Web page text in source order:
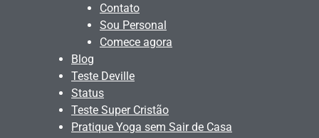
Contato
Sou Personal
Comece agora
Blog
Teste Deville
Status
Teste Super Cristão
Pratique Yoga sem Sair de Casa